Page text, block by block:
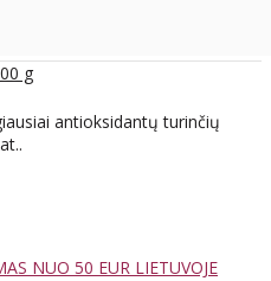
g
antioksidantų turinčių
NUO 50 EUR LIETUVOJE